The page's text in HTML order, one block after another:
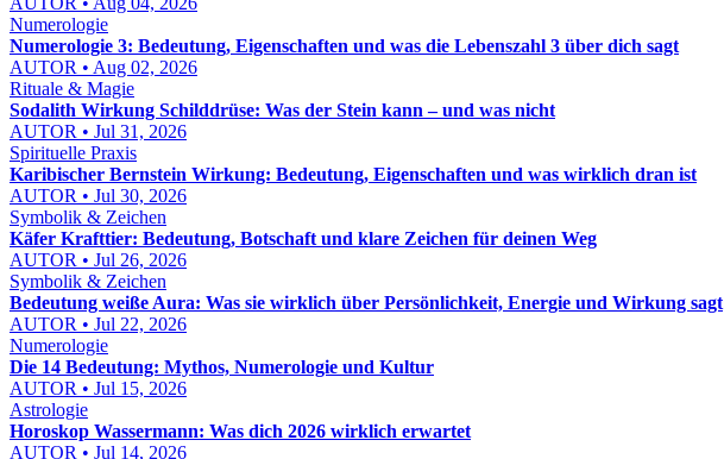
Numerologie
Numerologie 3: Bedeutung, Eigenschaften und was die Lebenszahl 3 über dich sagt
AUTOR • Aug 02, 2026
Rituale & Magie
Sodalith Wirkung Schilddrüse: Was der Stein kann – und was nicht
AUTOR • Jul 31, 2026
Spirituelle Praxis
Karibischer Bernstein Wirkung: Bedeutung, Eigenschaften und was wirklich dran ist
AUTOR • Jul 30, 2026
Symbolik & Zeichen
Käfer Krafttier: Bedeutung, Botschaft und klare Zeichen für deinen Weg
AUTOR • Jul 26, 2026
Symbolik & Zeichen
Bedeutung weiße Aura: Was sie wirklich über Persönlichkeit, Energie und Wirkung sagt
AUTOR • Jul 22, 2026
Numerologie
Die 14 Bedeutung: Mythos, Numerologie und Kultur
AUTOR • Jul 15, 2026
Astrologie
Horoskop Wassermann: Was dich 2026 wirklich erwartet
AUTOR • Jul 14, 2026